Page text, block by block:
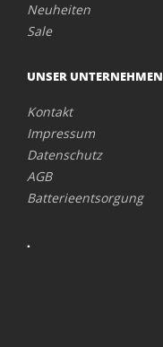
Neuheiten
Sale
UNSER UNTERNEHMEN
Kontakt
Impressum
Datenschutz
AGB
Batterieentsorgung
.